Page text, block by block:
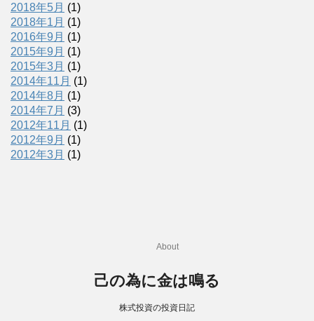
2018年5月 (1)
2018年1月 (1)
2016年9月 (1)
2015年9月 (1)
2015年3月 (1)
2014年11月 (1)
2014年8月 (1)
2014年7月 (3)
2012年11月 (1)
2012年9月 (1)
2012年3月 (1)
About
己の為に金は鳴る
株式投資の投資日記